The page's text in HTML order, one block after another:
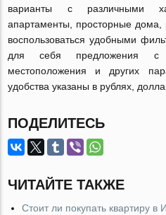
варианты с различными
апартаменты, просторные
воспользоваться удобными
для себя предложения с
местоположения и других
удобства указаны в рублях,
ПОДЕЛИТЕСЬ
ЧИТАЙТЕ ТАКЖЕ
Стоит ли покупать квартиру в